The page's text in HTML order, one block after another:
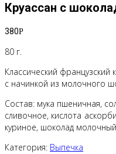
Круассан с
380Р
80 г.
Классический французский
с начинкой из молочного
Состав: мука пшеничная,
сливочное, кислота
куриное, шоколад
Категория: Выпечка